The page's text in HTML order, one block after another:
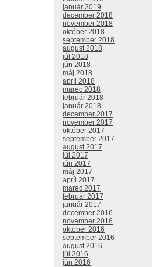
január 2019
december 2018
november 2018
október 2018
september 2018
august 2018
júl 2018
jún 2018
máj 2018
apríl 2018
marec 2018
február 2018
január 2018
december 2017
november 2017
október 2017
september 2017
august 2017
júl 2017
jún 2017
máj 2017
apríl 2017
marec 2017
február 2017
január 2017
december 2016
november 2016
október 2016
september 2016
august 2016
júl 2016
jún 2016